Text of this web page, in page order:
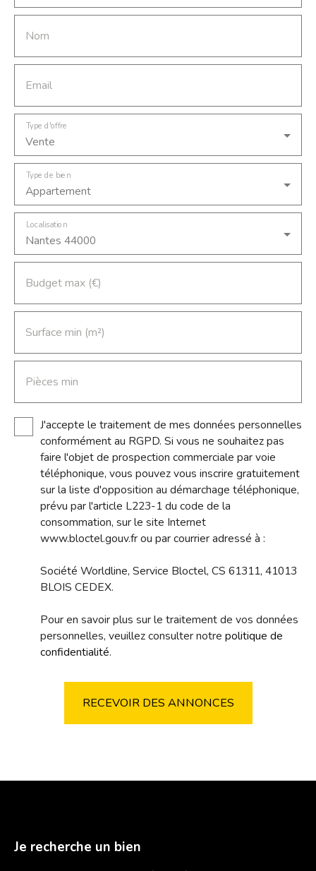
Nom
Email
Vente
Type d'offre
Appartement
Type de bien
Nantes 44000
Localisation
Budget max (€)
Surface min (m²)
Pièces min
J'accepte le traitement de mes données personnelles
conformément au RGPD. Si vous ne souhaitez pas
faire l'objet de prospection commerciale par voie
téléphonique, vous pouvez vous inscrire gratuitement
sur la liste d'opposition au démarchage téléphonique,
prévu par l'article L223-1 du code de la
consommation, sur le site Internet
www.bloctel.gouv.fr ou par courrier adressé à :
Société Worldline, Service Bloctel, CS 61311, 41013
BLOIS CEDEX.
Pour en savoir plus sur le traitement de vos données
personnelles, veuillez consulter notre politique de
confidentialité.
RECEVOIR DES ANNONCES
Je recherche un bien